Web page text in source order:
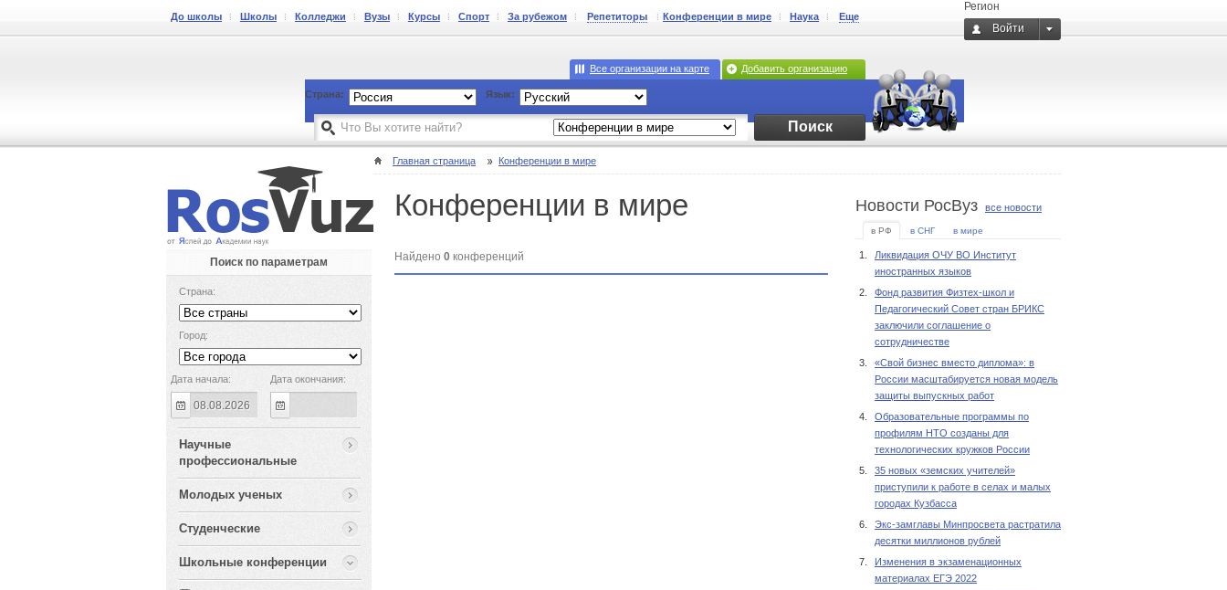
Регион
Войти
До школы Школы Колледжи Вузы Курсы Спорт За рубежом Репетиторы Конференции в мире Наука Еще
Добавить организацию
Все организации на карте
Страна: Язык:
Поиск
Главная страница Конференции в мире
Новости РосВуз все новости
в РФ в СНГ в мире
1.
Ликвидация ОЧУ ВО Институт
иностранных языков
2.
Фонд развития Физтех-школ и
Педагогический Совет стран БРИКС
заключили соглашение о
сотрудничестве
3.
«Свой бизнес вместо диплома»: в
России масштабируется новая модель
защиты выпускных работ
4.
Образовательные программы по
профилям НТО созданы для
технологических кружков России
5.
35 новых «земских учителей»
приступили к работе в селах и малых
городах Кузбасса
6.
Экс-замглавы Минпросвета растратила
десятки миллионов рублей
7.
Изменения в экзаменационных
материалах ЕГЭ 2022
Конференции в мире
Найдено 0 конференций
Поиск по параметрам
Страна:
Город:
Дата начала: Дата окончания:
Научные
профессиональные
Молодых ученых
Студенческие
Школьные конференции